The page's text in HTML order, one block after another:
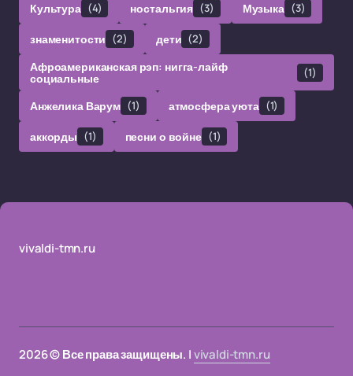
Культура (4) ностальгия (3) Музыка (3)
знаменитости (2) дети (2)
Афроамериканская рэп: нигга-лайф
социальные (1)
Анжелика Варум (1) атмосфера уюта (1)
аккорды (1) песни о войне (1)
vivaldi-tmn.ru
2026 © Все права защищены. |vivaldi-tmn.ru